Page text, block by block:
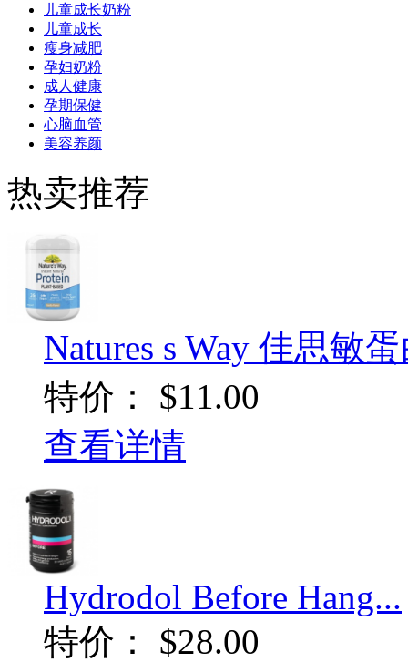
儿童成长奶粉
儿童成长
瘦身减肥
孕妇奶粉
成人健康
孕期保健
心脑血管
美容养颜
热卖推荐
Natures s Way 佳思敏
特价：
$11.00
查看详情
Hydrodol Before Hang...
特价：
$28.00